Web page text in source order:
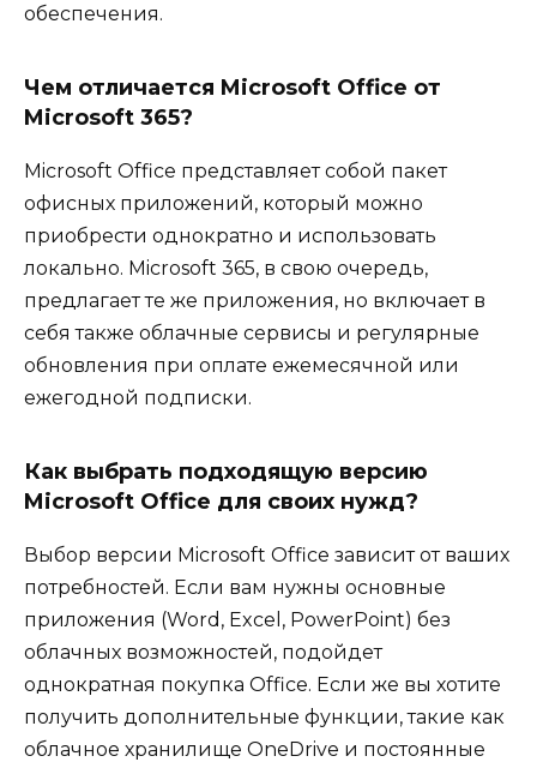
обеспечения.
Чем отличается Microsoft Office от
Microsoft 365?
Microsoft Office представляет собой пакет
офисных приложений, который можно
приобрести однократно и использовать
локально. Microsoft 365, в свою очередь,
предлагает те же приложения, но включает в
себя также облачные сервисы и регулярные
обновления при оплате ежемесячной или
ежегодной подписки.
Как выбрать подходящую версию
Microsoft Office для своих нужд?
Выбор версии Microsoft Office зависит от ваших
потребностей. Если вам нужны основные
приложения (Word, Excel, PowerPoint) без
облачных возможностей, подойдет
однократная покупка Office. Если же вы хотите
получить дополнительные функции, такие как
облачное хранилище OneDrive и постоянные